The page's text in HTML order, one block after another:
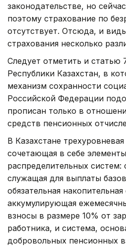
законодательстве, но
поэтому страхование по
отсутствует. Отсюда, и
страхования несколько
Следует отметить и статью
Республики Казахстан, в
механизм сохранности
Российской Федерации
прописан только в
средств пенсионных
В Казахстане
сочетающая в себе
распределительных систем:
служащая для выплаты
обязательная
аккумулирующая
взносы в размере 10% от
работника, и система,
добровольных пенсионных